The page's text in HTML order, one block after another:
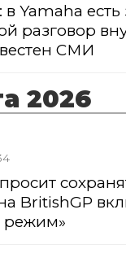
Yamaha есть
разговор
СМИ
2026
BritishGP
режим»